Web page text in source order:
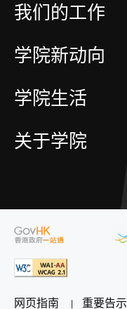
我们的工作
学院新动向
学院生活
关于学院
网页指南 重要告示